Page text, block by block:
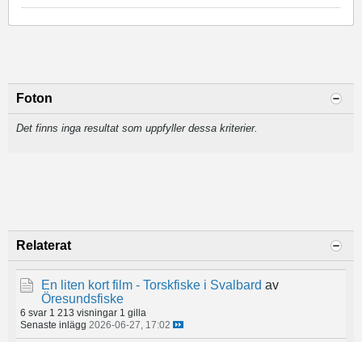
Foton
Det finns inga resultat som uppfyller dessa kriterier.
Relaterat
En liten kort film - Torskfiske i Svalbard av
Öresundsfiske
6 svar 1 213 visningar 1 gilla
Senaste inlägg 2026-06-27, 17:02